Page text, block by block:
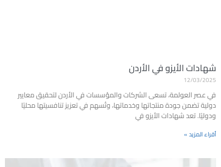
شهادات الأيزو في الأردن
12/03/2025
في عصر العولمة، تسعى الشركات والمؤسسات في الأردن لتحقيق معايير
دولية تضمن جودة منتجاتها وخدماتها، وتُسهم في تعزيز تنافسيتها محليًا
ودوليًا. تعد شهادات الأيزو في
أقراء المزيد »